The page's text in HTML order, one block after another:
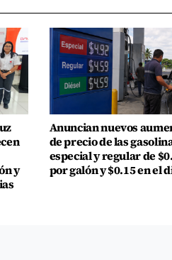
y
Anuncian nuevos
de precio de las
especial y regular de
por galón y $0.15 en el